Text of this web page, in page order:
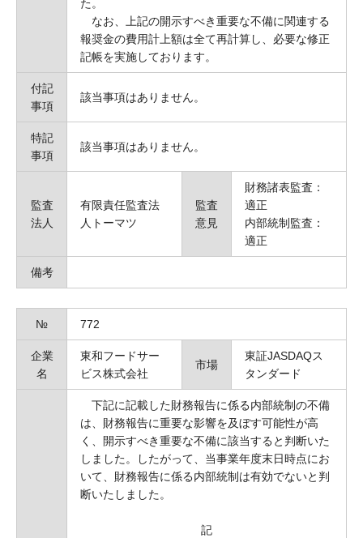
た。
なお、上記の開示すべき重要な不備に関連する
報奨金の費用計上額は全て再計算し、必要な修正
記帳を実施しております。
付記
事項
該当事項はありません。
特記
事項
該当事項はありません。
監査
法人
有限責任監査法
人トーマツ
監査
意見
財務諸表監査：
適正
内部統制監査：
適正
備考
№ 772
企業
名
東和フードサー
ビス株式会社
市場
東証JASDAQス
タンダード
下記に記載した財務報告に係る内部統制の不備
は、財務報告に重要な影響を及ぼす可能性が高
く、開示すべき重要な不備に該当すると判断いた
しました。したがって、当事業年度末日時点にお
いて、財務報告に係る内部統制は有効でないと判
断いたしました。
記